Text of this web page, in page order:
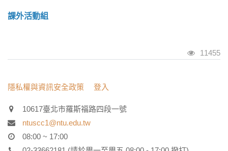
課外活動組
瀏覽人次
11455
:::
隱私權與資訊安全政策 登入
10617臺北市羅斯福路四段一號
ntuscc1@ntu.edu.tw
08:00 ~ 17:00